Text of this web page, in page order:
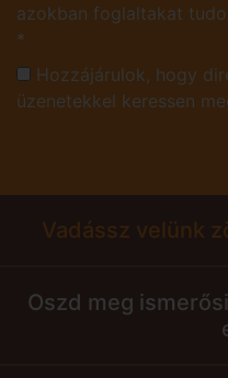
azokban foglaltakat
*
Hozzájárulok, hogy
üzenetekkel keressen
Vadássz velünk
Oszd meg